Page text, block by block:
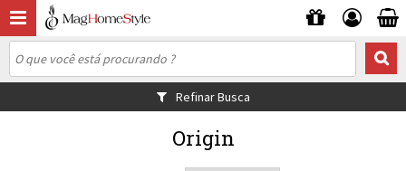
Refinar Busca
Origin